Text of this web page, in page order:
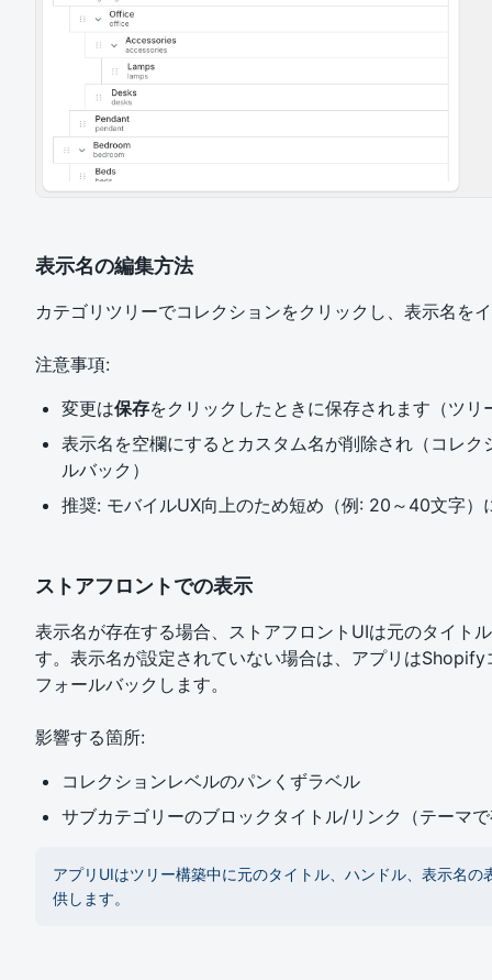
表示名の編集方法
カテゴリツリーでコレクションをクリックし、表示名を
注意事項:
変更は保存をクリックしたときに保存されます（ツリ
表示名を空欄にするとカスタム名が削除され（コレク
ルバック）
推奨: モバイルUX向上のため短め（例: 20～40文字）
ストアフロントでの表示
表示名が存在する場合、ストアフロントUIは元のタイト
す。表示名が設定されていない場合は、アプリは
フォールバックします。
影響する箇所:
コレクションレベルのパンくずラベル
サブカテゴリーのブロックタイトル/リンク（テーマ
アプリUIはツリー構築中に元のタイトル、ハンドル、表示名の
供します。